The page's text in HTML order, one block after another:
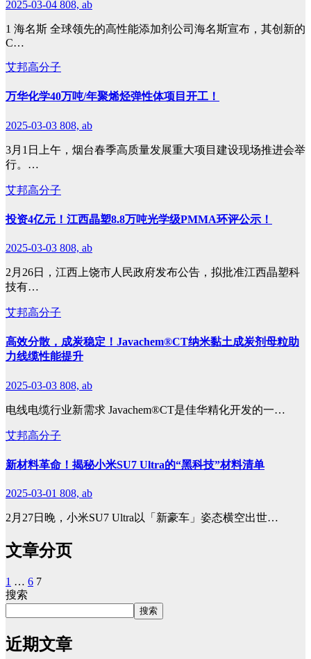
2025-03-04 808, ab
1 海名斯 全球领先的高性能添加剂公司海名斯宣布，其创新的
C…
艾邦高分子
万华化学40万吨/年聚烯烃弹性体项目开工！
2025-03-03 808, ab
3月1日上午，烟台春季高质量发展重大项目建设现场推进会举
行。…
艾邦高分子
投资4亿元！江西晶塑8.8万吨光学级PMMA环评公示！
2025-03-03 808, ab
2月26日，江西上饶市人民政府发布公告，拟批准江西晶塑科
技有…
艾邦高分子
高效分散，成炭稳定！Javachem®CT纳米黏土成炭剂母粒助
力线缆性能提升
2025-03-03 808, ab
电线电缆行业新需求 Javachem®CT是佳华精化开发的一…
艾邦高分子
新材料革命！揭秘小米SU7 Ultra的“黑科技”材料清单
2025-03-01 808, ab
2月27日晚，小米SU7 Ultra以「新豪车」姿态横空出世…
文章分页
1 … 6 7
搜索
搜索
近期文章